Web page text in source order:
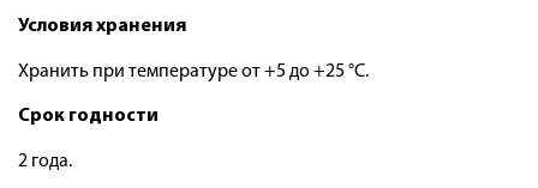
Условия хранения
Хранить при температуре от +5 до +25 °С.
Срок годности
2 года.